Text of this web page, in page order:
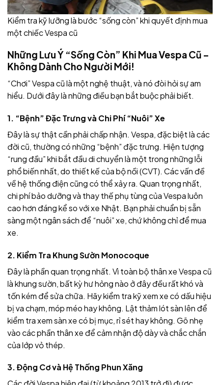
Kiểm tra kỹ lưỡng là bước “sống còn” khi quyết định mua
một chiếc Vespa cũ
Những Lưu Ý “Sống Còn” Khi Mua Vespa Cũ –
Không Dành Cho Người Mới!
“Chơi” Vespa cũ là một nghệ thuật, và nó đòi hỏi sự am
hiểu. Dưới đây là những điều bạn bắt buộc phải biết.
1. “Bệnh” Đặc Trưng và Chi Phí “Nuôi” Xe
Đây là sự thật cần phải chấp nhận. Vespa, đặc biệt là các
đời cũ, thường có những “bệnh” đặc trưng. Hiện tượng
“rung đầu” khi bắt đầu di chuyển là một trong những lỗi
phổ biến nhất, do thiết kế của bộ nồi (CVT). Các vấn đề
về hệ thống điện cũng có thể xảy ra. Quan trọng nhất,
chi phí bảo dưỡng và thay thế phụ tùng của Vespa luôn
cao hơn đáng kể so với xe Nhật. Bạn phải chuẩn bị sẵn
sàng một ngân sách để “nuôi” xe, chứ không chỉ để mua
xe.
2. Kiểm Tra Khung Sườn Monocoque
Đây là phần quan trọng nhất. Vì toàn bộ thân xe Vespa cũ
là khung sườn, bất kỳ hư hỏng nào ở đây đều rất khó và
tốn kém để sửa chữa. Hãy kiểm tra kỹ xem xe có dấu hiệu
bị va chạm, móp méo hay không. Lật thảm lót sàn lên để
kiểm tra xem sàn xe có bị mục, rỉ sét hay không. Gõ nhẹ
vào các phần thân xe để cảm nhận độ dày và chắc chắn
của lớp vỏ thép.
3. Động Cơ và Hệ Thống Phun Xăng